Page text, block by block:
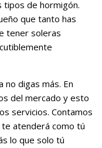
tipos de hormigón.
que tanto has
tener soleras
no digas más. En
del mercado y esto
servicios. Contamos
atenderá como tú
lo que solo tú